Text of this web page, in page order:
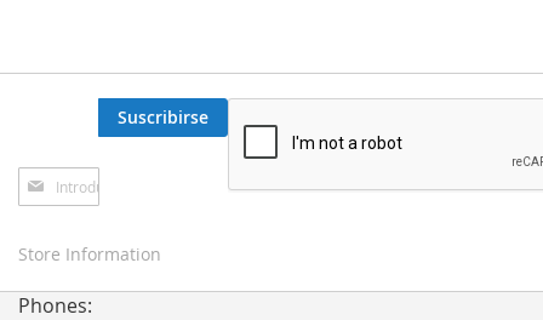
Inscríbase
a
boletín
noticias:
Suscribirse
Store Information
Phones: